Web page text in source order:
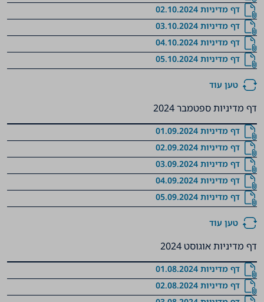
דף מדיניות 02.10.2024
דף מדיניות 03.10.2024
דף מדיניות 04.10.2024
דף מדיניות 05.10.2024
טען עוד
דף מדיניות ספטמבר 2024
דף מדיניות 01.09.2024
דף מדיניות 02.09.2024
דף מדיניות 03.09.2024
דף מדיניות 04.09.2024
דף מדיניות 05.09.2024
טען עוד
דף מדיניות אוגוסט 2024
דף מדיניות 01.08.2024
דף מדיניות 02.08.2024